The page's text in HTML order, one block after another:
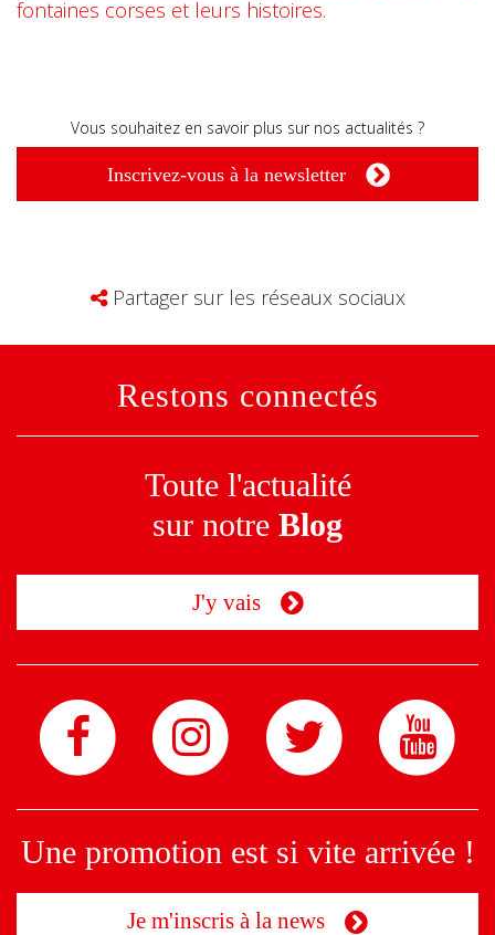
fontaines corses et leurs histoires.
Vous souhaitez en savoir plus sur nos actualités ?
Inscrivez-vous à la newsletter
Partager sur les réseaux sociaux
Restons connectés
Toute l'actualité
sur notre Blog
J'y vais
Une promotion est si vite arrivée !
Je m'inscris à la news